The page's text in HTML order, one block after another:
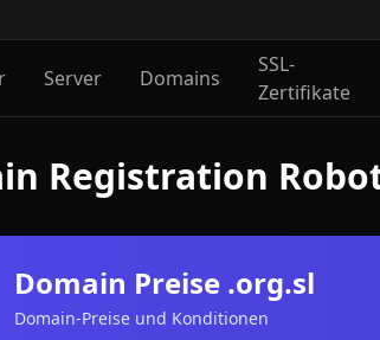
Server Domains
SSL-
Zertifikate
Registration
Domain Preise .org.sl
Domain-Preise und Konditionen